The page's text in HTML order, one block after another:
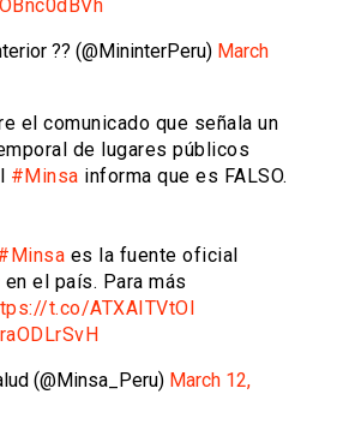
?? (@MininterPeru) March
el comunicado que señala un
de lugares públicos
#Minsa informa que es FALSO.
es la fuente oficial
en el país. Para más
t.co/ATXAITVtOl
(@Minsa_Peru) March 12,